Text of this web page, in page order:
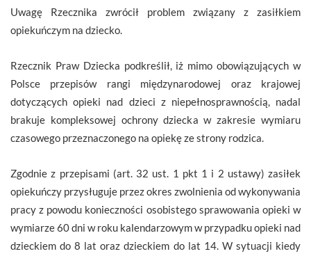
Uwagę Rzecznika zwrócił problem związany z zasiłkiem
opiekuńczym na dziecko.
Rzecznik Praw Dziecka podkreślił, iż mimo obowiązujących w
Polsce przepisów rangi międzynarodowej oraz krajowej
dotyczących opieki nad dzieci z niepełnosprawnością, nadal
brakuje kompleksowej ochrony dziecka w zakresie wymiaru
czasowego przeznaczonego na opiekę ze strony rodzica.
Zgodnie z przepisami (art. 32 ust. 1 pkt 1 i 2 ustawy) zasiłek
opiekuńczy przysługuje przez okres zwolnienia od wykonywania
pracy z powodu konieczności osobistego sprawowania opieki w
wymiarze 60 dni w roku kalendarzowym w przypadku opieki nad
dzieckiem do 8 lat oraz dzieckiem do lat 14. W sytuacji kiedy